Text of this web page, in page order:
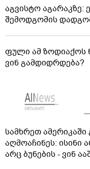
აგვისტო აგარაკზე:
შემოდგომის
ფული ამ ზოდიაქოს
ვინ გამდიდრდება?
სამხრეთ ამერიკაში
აღმოაჩინეს: ისინი
არც ბუნების - ვინ